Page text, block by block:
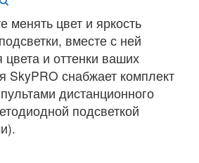
менять цвет и яркость
вместе с ней
цвета и оттенки ваших
SkyPRO снабжает комплект
дистанционного
подсветкой